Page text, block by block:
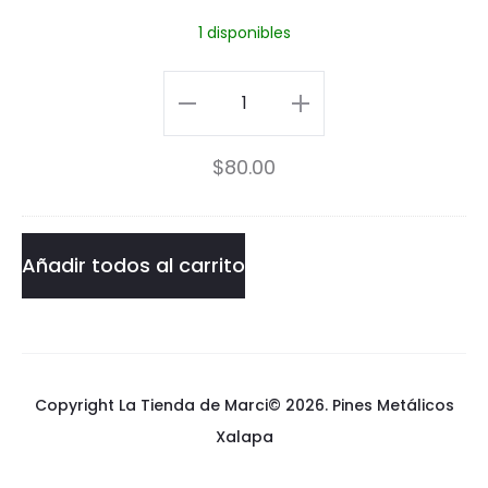
o
o
r
o
1 disponibles
Mi
Vecino
Totoro
cantidad
$80.00
Añadir todos al carrito
Copyright La Tienda de Marci© 2026.Pines Metálicos
Xalapa